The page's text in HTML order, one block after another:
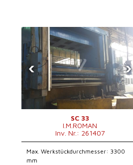
‹ ›
SC 33
I.M.ROMAN
Inv. Nr.: 261407
Max. Werkstückdurchmesser: 3300
mm